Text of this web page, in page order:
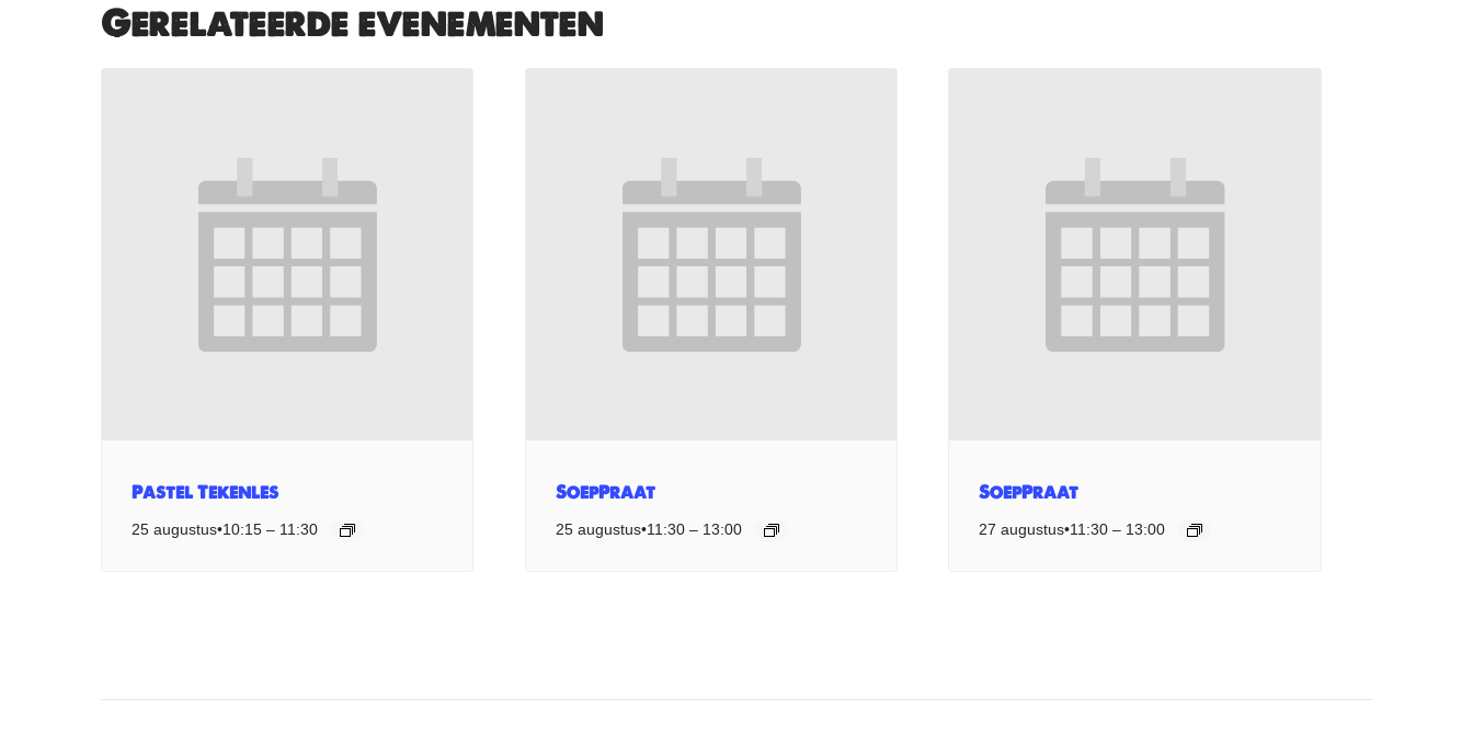
Gerelateerde evenementen
Pastel Tekenles
25 augustus•10:15 – 11:30
SoepPraat
25 augustus•11:30– 13:00
SoepPraat
27 augustus•11:30 – 13:00